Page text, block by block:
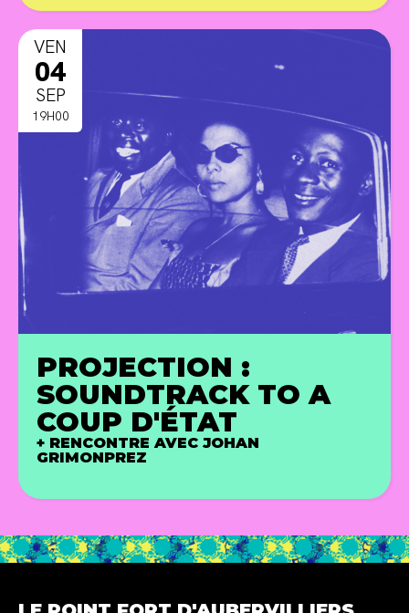
VEN
04
SEP
19H00
PROJECTION :
SOUNDTRACK TO A
COUP D'ÉTAT
+ RENCONTRE AVEC JOHAN
GRIMONPREZ